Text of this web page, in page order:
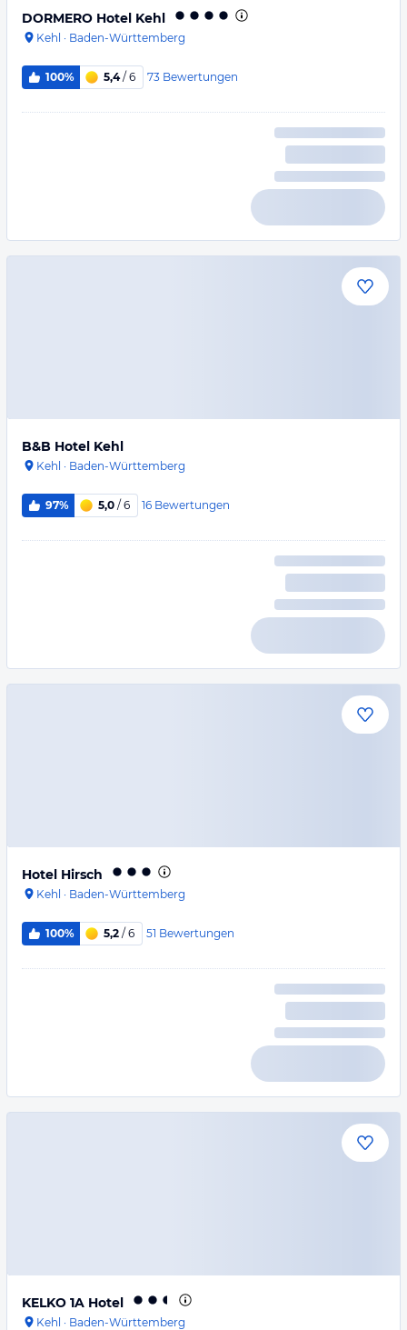
DORMERO Hotel Kehl
Kehl · Baden-Württemberg
100% 5,4/ 6 73 Bewertungen
B&B Hotel Kehl
Kehl · Baden-Württemberg
97% 5,0 / 6 16 Bewertungen
Hotel Hirsch
Kehl · Baden-Württemberg
100% 5,2 / 6 51 Bewertungen
KELKO 1A Hotel
Kehl · Baden-Württemberg